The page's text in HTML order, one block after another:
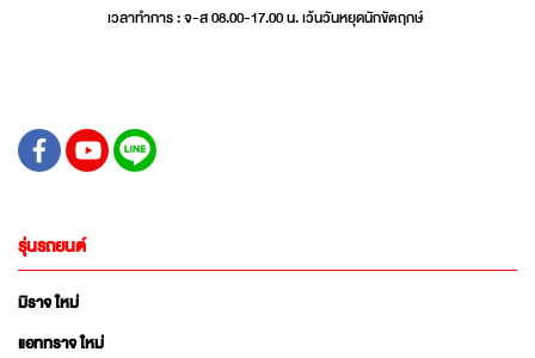
เวลาทำการ : จ-ส 08.00-17.00 น. เว้นวันหยุดนักขัตฤกษ์
รุ่นรถยนต์
มิราจ ใหม่
แอททราจ ใหม่